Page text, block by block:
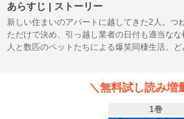
あらすじ | ストーリー
新しい住まいのアパートに越してきた2人。つ
ただけで決め、引っ越し業者の日付も適当な
人と数匹のペットたちによる爆笑同棲生活。
＼無料試し読み増
1巻